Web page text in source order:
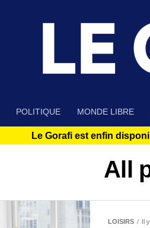
POLITIQUE MONDE LIBRE
Le Gorafi est enfin
All
LOISIRS Il